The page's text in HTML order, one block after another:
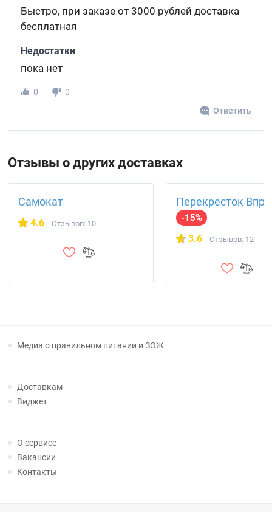
Быстро, при заказе от 3000 рублей доставка
бесплатная
Недостатки
пока нет
0
0
Ответить
Отзывы о других доставках
Самокат
4.6 Отзывов: 10
Перекресток
-15%
3.6 Отзывов: 12
Медиа о правильном питании и ЗОЖ
Доставкам
Виджет
О сервисе
Вакансии
Контакты